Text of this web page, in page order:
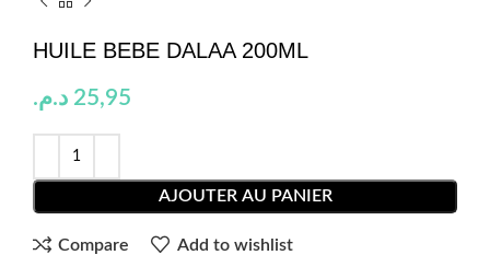
HUILE BEBE DALAA 200ML
25,95 د.م.
AJOUTER AU PANIER
Compare Add to wishlist